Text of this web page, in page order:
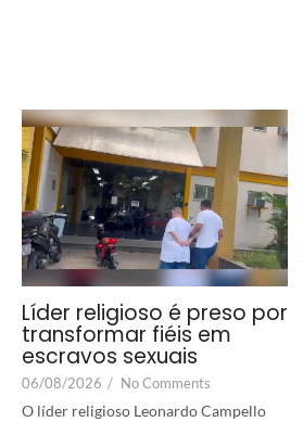
Líder religioso é preso por
transformar fiéis em
escravos sexuais
06/08/2026 / No Comments
O líder religioso Leonardo Campello